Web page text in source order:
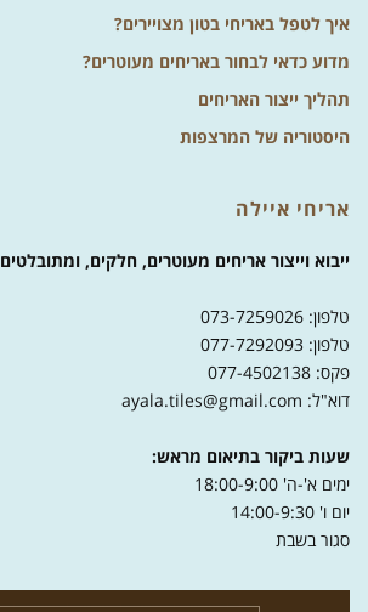
איך לטפל באריחי בטון מצויירים?
מדוע כדאי לבחור באריחים מעוטרים?
תהליך ייצור האריחים
היסטוריה של המרצפות
אריחי איילה
ייבוא וייצור אריחים מעוטרים, חלקים, ומתובלטים
טלפון: 073-7259026
טלפון: 077-7292093
פקס: 077-4502138
דוא"ל: ayala.tiles@gmail.com
שעות ביקור בתיאום מראש:
ימים א'-ה' 18:00-9:00
יום ו' 14:00-9:30
סגור בשבת